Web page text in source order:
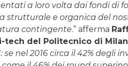
a loro volta dai fondi di
e organica del
contingente.” afferma
tech del Politecnico di
nel 2016 circa il 42% degli